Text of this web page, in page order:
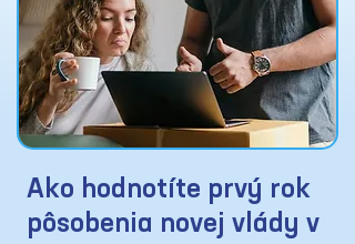
Ako hodnotíte prvý rok
pôsobenia novej vlády v